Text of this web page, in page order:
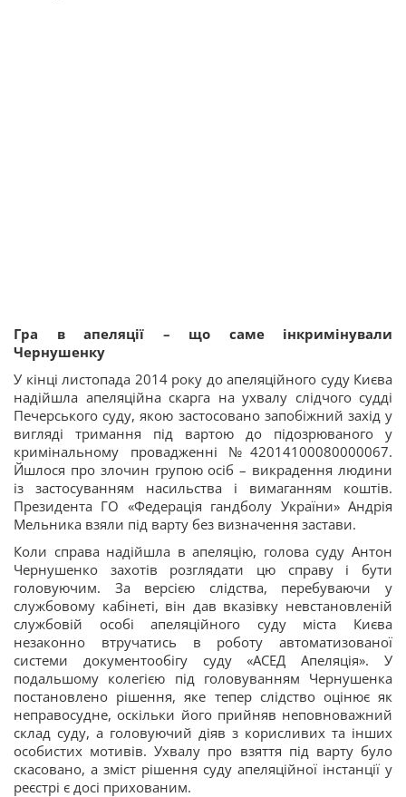
Гра в апеляції – що саме інкримінували
Чернушенку
У кінці листопада 2014 року до апеляційного суду Києва
надійшла апеляційна скарга на ухвалу слідчого судді
Печерського суду, якою застосовано запобіжний захід у
вигляді тримання під вартою до підозрюваного у
кримінальному провадженні №42014100080000067.
Йшлося про злочин групою осіб – викрадення людини
із застосуванням насильства і вимаганням коштів.
Президента ГО «Федерація гандболу України» Андрія
Мельника взяли під варту без визначення застави.
Коли справа надійшла в апеляцію, голова суду Антон
Чернушенко захотів розглядати цю справу і бути
головуючим. За версією слідства, перебуваючи у
службовому кабінеті, він дав вказівку невстановленій
службовій особі апеляційного суду міста Києва
незаконно втручатись в роботу автоматизованої
системи документообігу суду «АСЕД Апеляція». У
подальшому колегією під головуванням Чернушенка
постановлено рішення, яке тепер слідство оцінює як
неправосудне, оскільки його прийняв неповноважний
склад суду, а головуючий діяв з корисливих та інших
особистих мотивів. Ухвалу про взяття під варту було
скасовано, а зміст рішення суду апеляційної інстанції у
реєстрі є досі прихованим.